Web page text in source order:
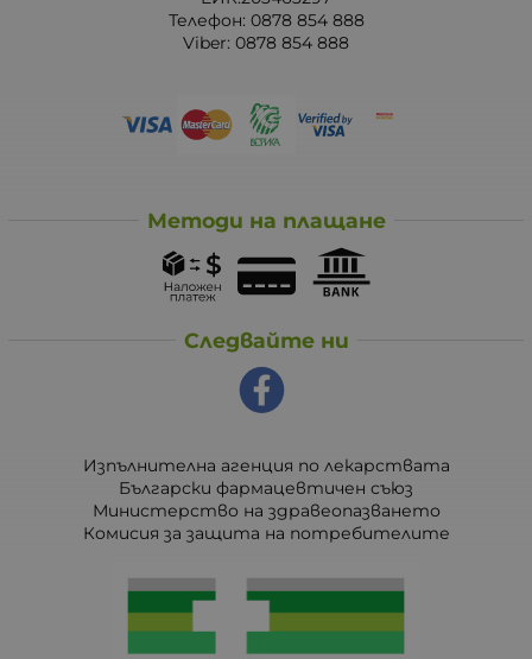
Телефон: 0878 854 888
Viber: 0878 854 888
Методи на плащане
Следвайте ни
Изпълнителна агенция по лекарствата
Български фармацевтичен съюз
Министерство на здравеопазването
Комисия за защита на потребителите